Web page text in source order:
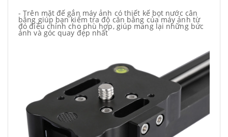
- Trên mặt đế gắn máy ảnh có thiết kế bọt nước cân
bằng giúp bạn kiểm tra độ cân bằng của máy ảnh từ
đó điều chỉnh cho phù hợp, giúp mang lại những bức
ảnh và góc quay đẹp nhất